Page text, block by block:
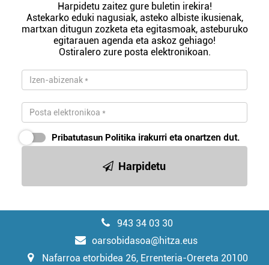
Harpidetu zaitez gure buletin irekira!
Astekarko eduki nagusiak, asteko albiste ikusienak,
martxan ditugun zozketa eta egitasmoak, asteburuko
egitarauen agenda eta askoz gehiago!
Ostiralero zure posta elektronikoan.
Pribatutasun Politika irakurri eta onartzen dut.
Harpidetu
943 34 03 30
oarsobidasoa@hitza.eus
Nafarroa etorbidea 26, Errenteria-Orereta 20100